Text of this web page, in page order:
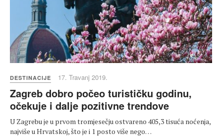
DESTINACIJE 17. Travanj 2019.
Zagreb dobro počeo turističku godinu,
očekuje i dalje pozitivne trendove
U Zagrebu je u prvom tromjesečju ostvareno 405,3 tisuća noćenja,
najviše u Hrvatskoj, što je i 1 posto više nego…